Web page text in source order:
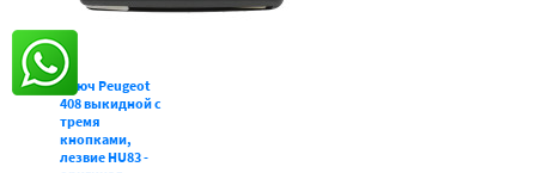
Ключ Peugeot
408 выкидной с
тремя
кнопками,
лезвие HU83 -